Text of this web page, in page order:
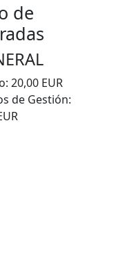
de
: 20,00 EUR
de Gestión: